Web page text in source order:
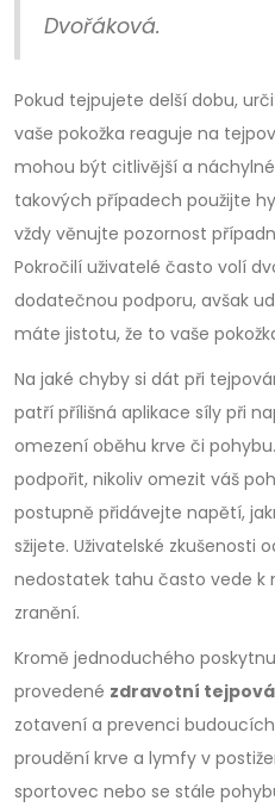
Dvořáková.
Pokud tejpujete delší dobu,
vaše pokožka reaguje na
mohou být citlivější a
takových případech použijte
vždy věnujte pozornost
Pokročilí uživatelé často volí
dodatečnou podporu, avšak
máte jistotu, že to vaše
Na jaké chyby si dát při
patří přílišná aplikace síly při
omezení oběhu krve či
podpořit, nikoliv omezit váš
postupně přidávejte napětí,
sžijete. Uživatelské zkušenosti
nedostatek tahu často vede k
zranění.
Kromě jednoduchého
provedené zdravotní
zotavení a prevenci budoucích
proudění krve a lymfy v
sportovec nebo se stále